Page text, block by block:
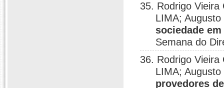
35. Rodrigo Vieira
LIMA;
sociedade
Semana do
36. Rodrigo Vieira
LIMA;
provedores